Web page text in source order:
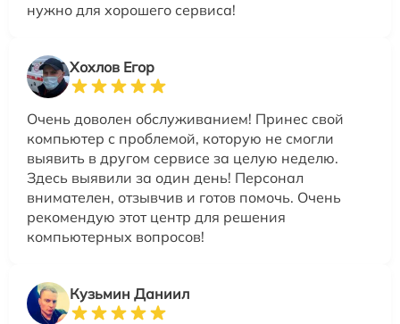
нужно для хорошего сервиса!
Хохлов Егор
Очень доволен обслуживанием! Принес свой
компьютер с проблемой, которую не смогли
выявить в другом сервисе за целую неделю.
Здесь выявили за один день! Персонал
внимателен, отзывчив и готов помочь. Очень
рекомендую этот центр для решения
компьютерных вопросов!
Кузьмин Даниил